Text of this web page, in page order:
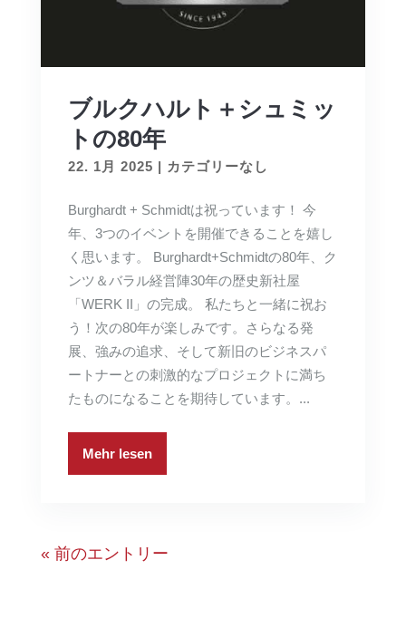
ブルクハルト＋シュミッ
トの80年
22. 1月 2025 | カテゴリーなし
Burghardt + Schmidtは祝っています！ 今
年、3つのイベントを開催できることを嬉し
く思います。 Burghardt+Schmidtの80年、ク
ンツ＆バラル経営陣30年の歴史新社屋
「WERK II」の完成。 私たちと一緒に祝お
う！次の80年が楽しみです。さらなる発
展、強みの追求、そして新旧のビジネスパ
ートナーとの刺激的なプロジェクトに満ち
たものになることを期待しています。...
Mehr lesen
« 前のエントリー